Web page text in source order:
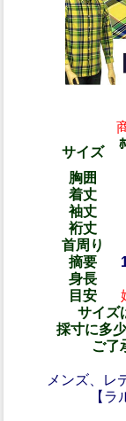
サイズ
胸囲
着丈
袖丈
裄丈
首周り
摘要
身長
目安
サイズ
採寸に多
ご了
メンズ、レ
【